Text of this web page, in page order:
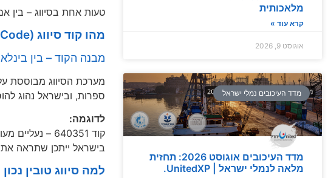
מלאכותית
קרא עוד »
אוגוסט 9, 2026
מדד העיכובים נמלי ישראל
מדד העיכובים אוגוסט 2026: תחזית
מלאה לנמלי ישראל | UnitedXP.
טעות אחת בסיווג – בין
מהו קוד סיווג (HS Code) ואיך הוא בנוי?
מבנה הקוד – בין
ספרות, ובישראל נהוג
לדוגמה:
קוד 640351 – נעליים מעור
בישראל ייתכן שתראה את הסיווג כ־64035100.00
למה סיווג טובין